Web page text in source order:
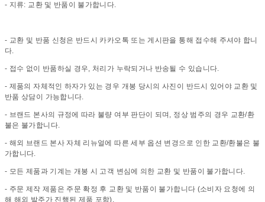
- 지류: 교환 및 반품이 불가합니다.
- 교환 및 반품 신청은 반드시 카카오톡 또는 게시판을 통해 접수해 주셔야 합니
다.
- 접수 없이 반품하실 경우, 처리가 누락되거나 반송될 수 있습니다.
- 제품의 자체적인 하자가 있는 경우 개봉 당시의 사진이 반드시 있어야 교환 및
반품 상담이 가능합니다.
- 브랜드 본사의 규정에 따라 불량 여부 판단이 되며, 정상 범주의 경우 교환/환
불은 불가합니다.
- 해외 브랜드 본사 자체 리뉴얼에 따른 세부 옵션 변경으로 인한 교환/환불은 불
가합니다.
- 모든 제품과 기계는 개봉 시 고객 변심에 의한 교환 및 반품이 불가합니다.
- 주문 제작 제품은 주문 확정 후 교환 및 반품이 불가합니다 (소비자 요청에 의
해 해외 발주가 진행된 제품 포함).